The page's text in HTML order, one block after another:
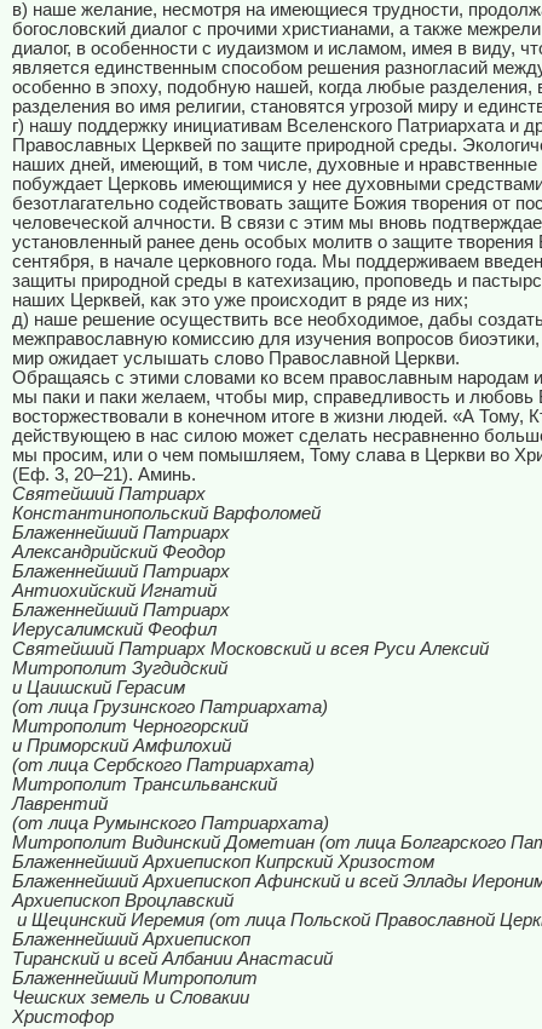
в) наше желание, несмотря на имеющиеся трудности,
богословский диалог с прочими христианами, а также
диалог, в особенности с иудаизмом и исламом, имея в виду,
является единственным способом решения разногласий
особенно в эпоху, подобную нашей, когда любые разделения,
разделения во имя религии, становятся угрозой миру и
г) нашу поддержку инициативам Вселенского Патриархата и
Православных Церквей по защите природной среды.
наших дней, имеющий, в том числе, духовные и нравственные
побуждает Церковь имеющимися у нее духовными
безотлагательно содействовать защите Божия творения от
человеческой алчности. В связи с этим мы вновь
установленный ранее день особых молитв о защите творения
сентября, в начале церковного года. Мы поддерживаем
защиты природной среды в катехизацию, проповедь и
наших Церквей, как это уже происходит в ряде из них;
д) наше решение осуществить все необходимое, дабы
межправославную комиссию для изучения вопросов
мир ожидает услышать слово Православной Церкви.
Обращаясь с этими словами ко всем православным народам
мы паки и паки желаем, чтобы мир, справедливость и любовь
восторжествовали в конечном итоге в жизни людей. «А Тому,
действующею в нас силою может сделать несравненно
мы просим, или о чем помышляем, Тому слава в Церкви во
(Еф. 3, 20–21). Аминь.
Святейший Патриарх
Константинопольский Варфоломей
Блаженнейший Патриарх
Александрийский Феодор
Блаженнейший Патриарх
Антиохийский Игнатий
Блаженнейший Патриарх
Иерусалимский Феофил
Святейший Патриарх Московский и всея Руси Алексий
Митрополит Зугдидский
и Цаишский Герасим
(от лица Грузинского Патриархата)
Митрополит Черногорский
и Приморский Амфилохий
(от лица Сербского Патриархата)
Митрополит Трансильванский
Лаврентий
(от лица Румынского Патриархата)
Митрополит Видинский Дометиан (от лица Болгарского
Блаженнейший Архиепископ Кипрский Хризостом
Блаженнейший Архиепископ Афинский и всей Эллады
Архиепископ Вроцлавский
и Щецинский Иеремия (от лица Польской Православной
Блаженнейший Архиепископ
Тиранский и всей Албании Анастасий
Блаженнейший Митрополит
Чешских земель и Словакии
Христофор